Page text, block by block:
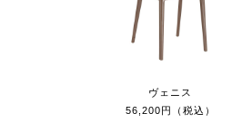
ヴェニス
56,200円（税込）